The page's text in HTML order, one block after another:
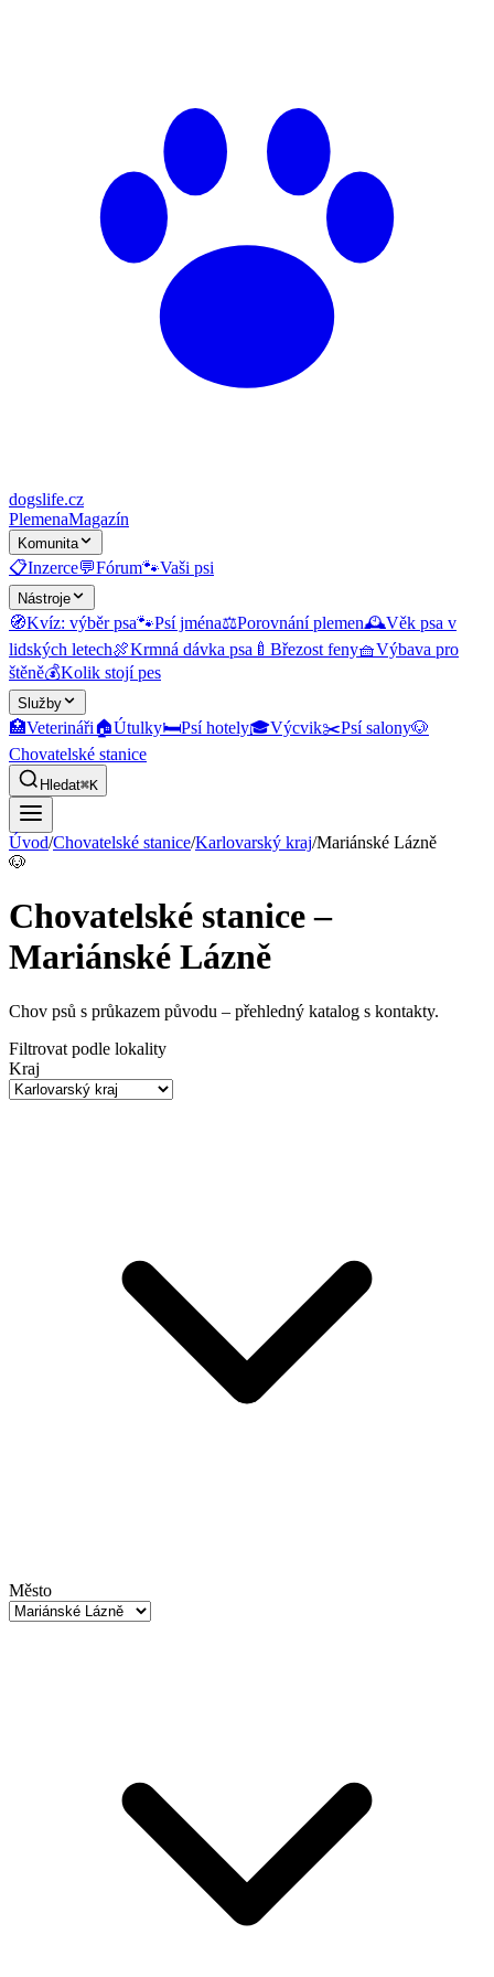
dogslife.cz
PlemenaMagazín
Komunita
📋Inzerce💬Fórum🐾Vaši psi
Nástroje
🧭Kvíz: výběr psa🐾Psí jména⚖️Porovnání plemen🕰️Věk psa v
lidských letech🍖Krmná dávka psa 🍼 Březost feny🧺Výbava pro
štěně💰Kolik stojí pes
Služby
🏥Veterináři🏠Útulky🛏️Psí hotely🎓Výcvik✂️Psí salony🐶
Chovatelské stanice
Hledat⌘K
Úvod/Chovatelské stanice/Karlovarský kraj/Mariánské Lázně
🐶
Chovatelské stanice –
Mariánské Lázně
Chov psů s průkazem původu – přehledný katalog s kontakty.
Filtrovat podle lokality
Kraj
Město